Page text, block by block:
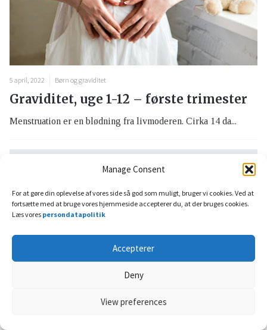
Manage Consent
For at gøre din oplevelse af vores side så god som muligt, bruger vi cookies. Ved at
fortsætte med at bruge vores hjemmeside accepterer du, at der bruges cookies.
Læs vores persondatapolitik
Accepterer
Deny
View preferences
5 april, 2022 Børn og graviditet
Graviditet, uge 1-12 – første trimester
Menstruation er en blødning fra livmoderen. Cirka 14 da...
Infektioner og vacciner